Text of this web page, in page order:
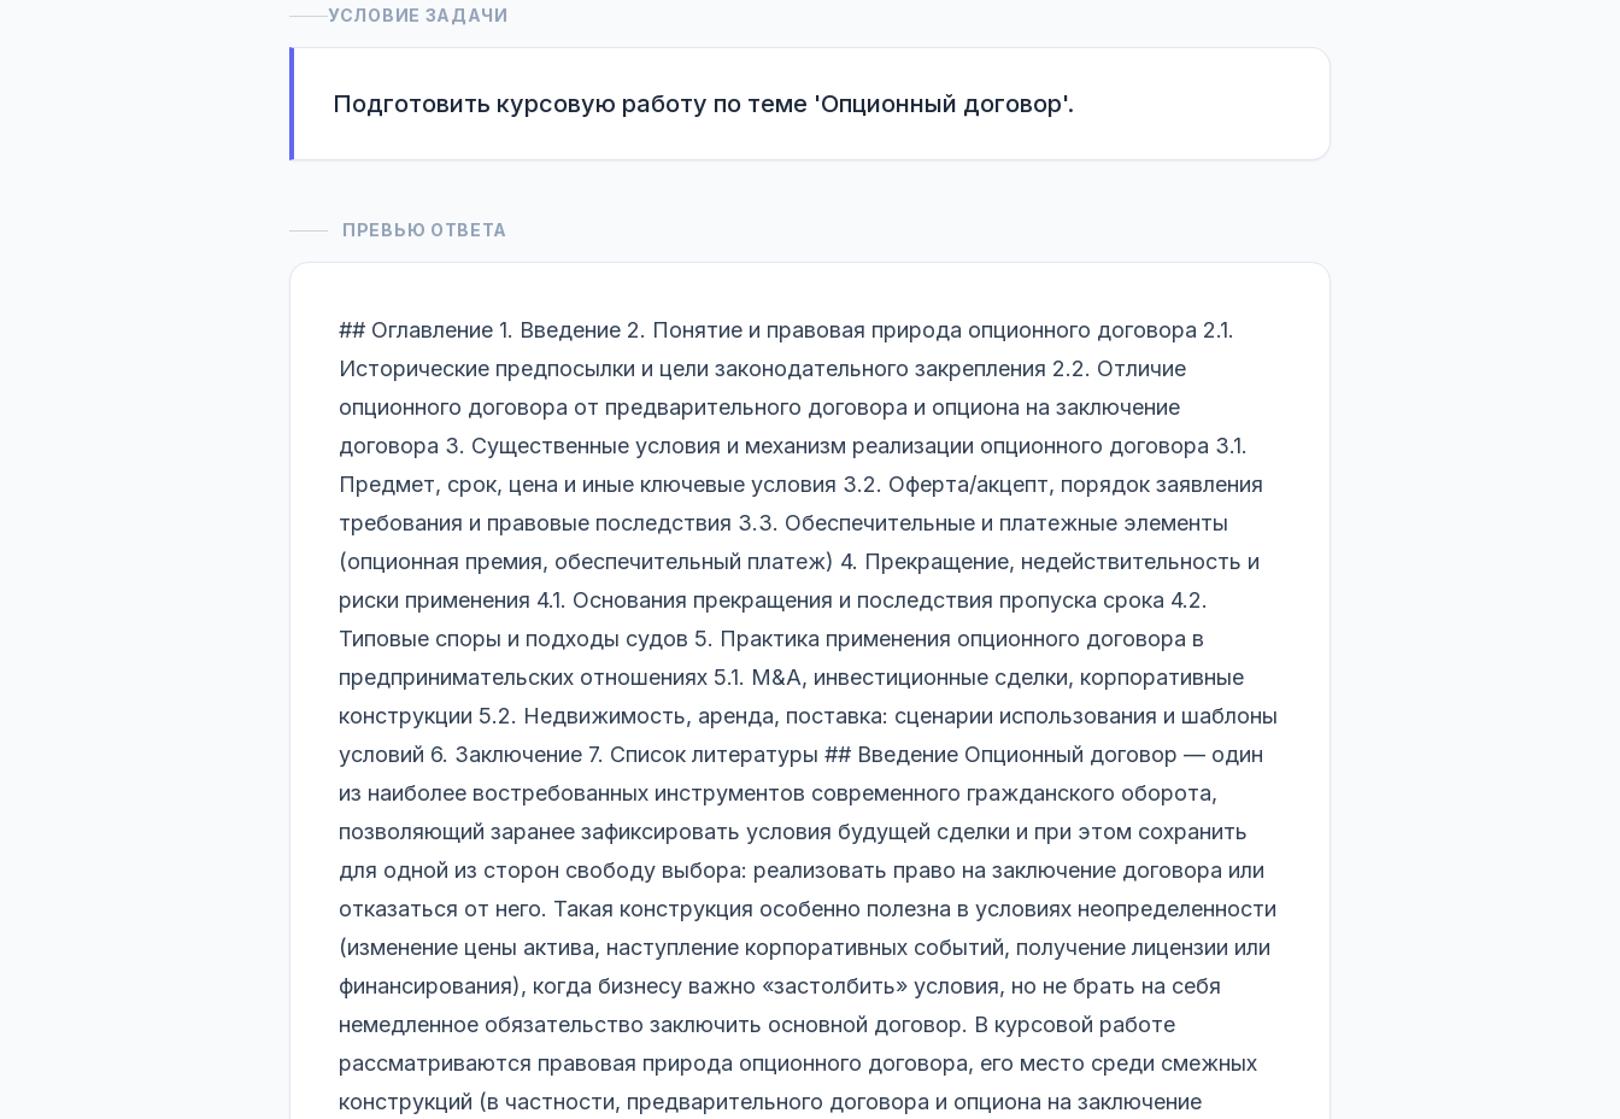
УСЛОВИЕ ЗАДАЧИ
Подготовить курсовую работу по теме 'Опционный договор'.
ПРЕВЬЮ ОТВЕТА
## Оглавление 1. Введение 2. Понятие и правовая природа опционного договора 2.1.
Исторические предпосылки и цели законодательного закрепления 2.2. Отличие
опционного договора от предварительного договора и опциона на заключение
договора 3. Существенные условия и механизм реализации опционного договора 3.1.
Предмет, срок, цена и иные ключевые условия 3.2. Оферта/акцепт, порядок заявления
требования и правовые последствия 3.3. Обеспечительные и платежные элементы
(опционная премия, обеспечительный платеж) 4. Прекращение, недействительность и
риски применения 4.1. Основания прекращения и последствия пропуска срока 4.2.
Типовые споры и подходы судов 5. Практика применения опционного договора в
предпринимательских отношениях 5.1. M&A, инвестиционные сделки, корпоративные
конструкции 5.2. Недвижимость, аренда, поставка: сценарии использования и шаблоны
условий 6. Заключение 7. Список литературы ## Введение Опционный договор — один
из наиболее востребованных инструментов современного гражданского оборота,
позволяющий заранее зафиксировать условия будущей сделки и при этом сохранить
для одной из сторон свободу выбора: реализовать право на заключение договора или
отказаться от него. Такая конструкция особенно полезна в условиях неопределенности
(изменение цены актива, наступление корпоративных событий, получение лицензии или
финансирования), когда бизнесу важно «застолбить» условия, но не брать на себя
немедленное обязательство заключить основной договор. В курсовой работе
рассматриваются правовая природа опционного договора, его место среди смежных
конструкций (в частности, предварительного договора и опциона на заключение